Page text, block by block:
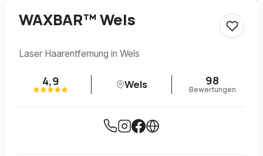
WAXBAR™ Wels
Laser Haarentfernung in Wels
4,9 Wels 98
Bewertungen